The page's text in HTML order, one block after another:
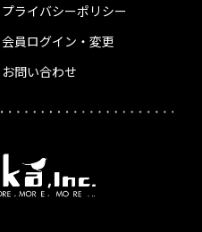
プライバシーポリシー
会員ログイン・変更
お問い合わせ